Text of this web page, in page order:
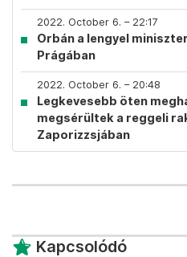
2022. October 6. – 22:17
Orbán a lengyel
Prágában
2022. October 6. – 20:48
Legkevesebb öten
megsérültek a reggeli
Zaporizzsjában
Kapcsolódó